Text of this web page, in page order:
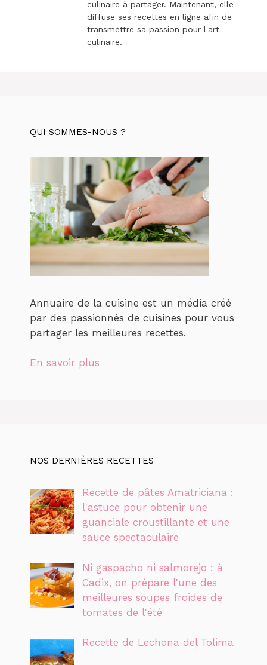
culinaire à partager. Maintenant, elle
diffuse ses recettes en ligne afin de
transmettre sa passion pour l'art
culinaire.
QUI SOMMES-NOUS ?
Annuaire de la cuisine est un média créé
par des passionnés de cuisines pour vous
partager les meilleures recettes.
En savoir plus
NOS DERNIÈRES RECETTES
Recette de pâtes Amatriciana :
l'astuce pour obtenir une
guanciale croustillante et une
sauce spectaculaire
Ni gaspacho ni salmorejo : à
Cadix, on prépare l'une des
meilleures soupes froides de
tomates de l'été
Recette de Lechona del Tolima